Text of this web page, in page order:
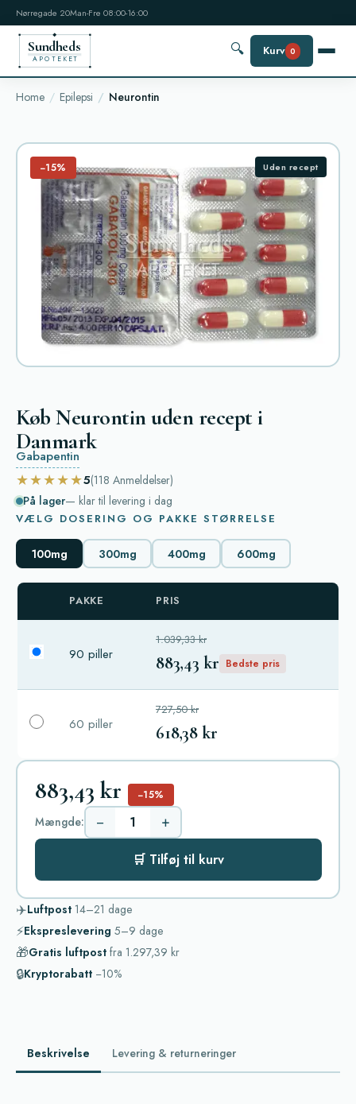
Nørregade 20Man-Fre 08:00-16:00
Sundheds
APOTEKET
🔍 Kurv 0
Home Epilepsi Neurontin
−15% Uden recept
Køb Neurontin uden recept i
Danmark
Gabapentin
★★★★★5(118 Anmeldelser)
På lager— klar til levering i dag
VÆLG DOSERING OG PAKKE STØRRELSE
100mg 300mg 400mg 600mg
PAKKE PRIS
90 piller
1.039,33 kr
883,43 kr Bedste pris
60 piller
727,50 kr
618,38 kr
883,43 kr −15%
Mængde: − +
🛒 Tilføj til kurv
✈️Luftpost 14–21 dage
⚡Ekspreslevering 5–9 dage
🎁Gratis luftpost fra 1.297,39 kr
🔒Kryptorabatt −10%
Beskrivelse Levering & returneringer